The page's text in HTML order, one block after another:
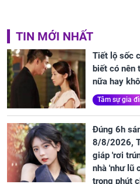
TIN MỚI NHẤT
Tiết lộ sốc
biết có nên
nữa hay
Tâm sự gia
Đúng 6h
8/8/2026,
giáp 'rơi
nhà 'như lũ
trong phút